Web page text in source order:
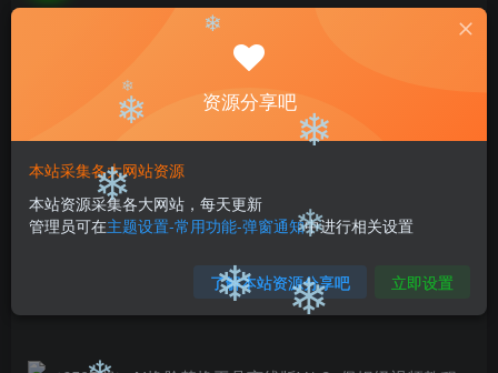
此内容为付费阅读，请付费后查看
黄金会员免费
您暂无购买权限，请先开通会员
开通会员
资源分享吧
本站采集各大网站资源
本站资源采集各大网站，每天更新
管理员可在主题设置-常用功能-弹窗通知中进行相关设置
了解本站资源分享吧 立即设置
❄
❄
❄
❄
❄
❄